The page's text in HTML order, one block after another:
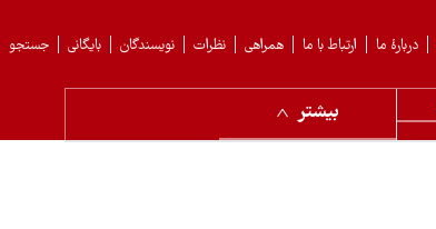
جستجو بایگانی نویسندگان نظرات همراهی ارتباط با ما دربارهٔ ما
بیشتر